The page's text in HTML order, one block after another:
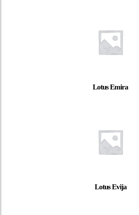
Lotus Emira
Lotus Evija